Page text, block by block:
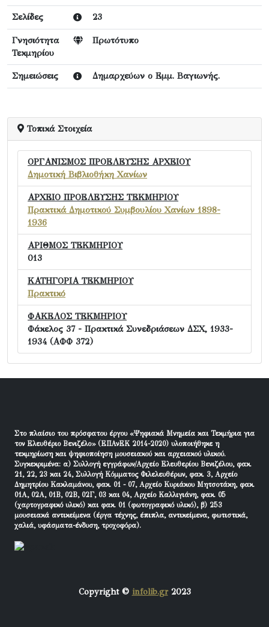
Σελίδες 23
Γνησιότητα
Τεκμηρίου
Πρωτότυπο
Σημειώσεις Δημαρχεύων ο Εμμ. Βαγιωνής.
Τοπικά Στοιχεία
ΟΡΓΑΝΙΣΜΟΣ ΠΡΟΕΛΕΥΣΗΣ ΑΡΧΕΙΟΥ
Δημοτική Βιβλιοθήκη Χανίων
ΑΡΧΕΙΟ ΠΡΟΕΛΕΥΣΗΣ ΤΕΚΜΗΡΙΟΥ
Πρακτικά Δημοτικού Συμβουλίου Χανίων 1898-
1936
ΑΡΙΘΜΟΣ ΤΕΚΜΗΡΙΟΥ
013
ΚΑΤΗΓΟΡΙΑ ΤΕΚΜΗΡΙΟΥ
Πρακτικό
ΦΑΚΕΛΟΣ ΤΕΚΜΗΡΙΟΥ
Φάκελος 37 - Πρακτικά Συνεδριάσεων ΔΣΧ, 1933-
1934 (ΑΦΦ 372)
Στο πλαίσιο του πρόσφατου έργου «Ψηφιακά Μνημεία και Τεκμήρια για
τον Ελευθέριο Βενιζέλο» (ΕΠΑνΕΚ 2014-2020) υλοποιήθηκε η
τεκμηρίωση και ψηφιοποίηση μουσειακού και αρχειακού υλικού.
Συγκεκριμένα: α) Συλλογή εγγράφων/Αρχείο Ελευθερίου Βενιζέλου, φακ.
21, 22, 23 και 24, Συλλογή Κόμματος Φιλελευθέρων, φακ. 3, Αρχείο
Δημητρίου Κακλαμάνου, φακ. 01 - 07, Αρχείο Κυριάκου Μητσοτάκη, φακ.
01Α, 02Α, 01Β, 02Β, 02Γ, 03 και 04, Αρχείο Καλλιγιάνη, φακ. 05
(χαρτογραφικό υλικό) και φακ. 01 (φωτογραφικό υλικό), β) 253
μουσειακά αντικείμενα (έργα τέχνης, έπιπλα, αντικείμενα, φωτιστικά,
χαλιά, υφάσματα-ένδυση, τροχοφόρα).
Copyright © infolib.gr2023